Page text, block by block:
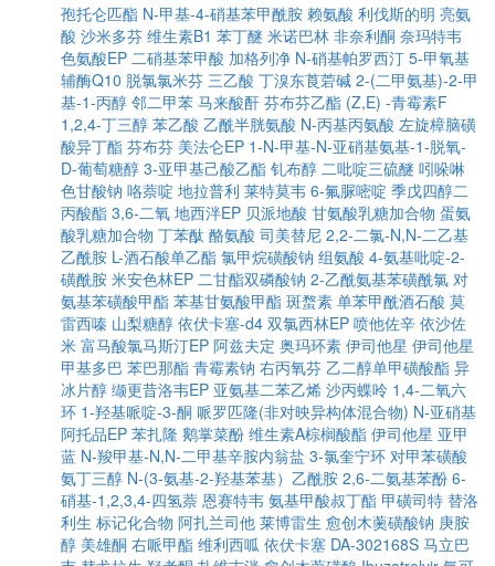
孢托仑匹酯 N-甲基-4-硝基苯甲酰胺 赖氨酸 利伐斯的明 亮氨
酸 沙米多芬 维生素B1 苯丁醚 米诺巴林 非奈利酮 奈玛特韦
色氨酸EP 二硝基苯甲酸 加格列净 N-硝基帕罗西汀 5-甲氧基
辅酶Q10 脱氯氯米芬 三乙酸 丁溴东莨菪碱 2-(二甲氨基)-2-甲
基-1-丙醇 邻二甲苯 马来酸酐 芬布芬乙酯 (Z,E) -青霉素F
1,2,4-丁三醇 苯乙酸 乙酰半胱氨酸 N-丙基丙氨酸 左旋樟脑磺
酸异丁酯 芬布芬 美法仑EP 1-N-甲基-N-亚硝基氨基-1-脱氧-
D-葡萄糖醇 3-亚甲基己酸乙酯 钆布醇 二吡啶三硫醚 吲哚啉
色甘酸钠 咯萘啶 地拉普利 莱特莫韦 6-氟脲嘧啶 季戊四醇二
丙酸酯 3,6-二氧 地西泮EP 贝派地酸 甘氨酸乳糖加合物 蛋氨
酸乳糖加合物 丁苯酞 酪氨酸 司美替尼 2,2-二氯-N,N-二乙基
乙酰胺 L-酒石酸单乙酯 氯甲烷磺酸钠 组氨酸 4-氨基吡啶-2-
磺酰胺 米安色林EP 二甘酯双磷酸钠 2-乙酰氨基苯磺酰氯 对
氨基苯磺酸甲酯 苯基甘氨酸甲酯 斑蝥素 单苯甲酰酒石酸 莫
雷西嗪 山梨糖醇 依伏卡塞-d4 双氯西林EP 喷他佐辛 依沙佐
米 富马酸氯马斯汀EP 阿兹夫定 奥玛环素 伊司他星 伊司他星
甲基多巴 苯巴那酯 青霉素钠 右丙氧芬 乙二醇单甲磺酸酯 异
冰片醇 缬更昔洛韦EP 亚氨基二苯乙烯 沙丙蝶呤 1,4-二氧六
环 1-羟基哌啶-3-酮 哌罗匹隆(非对映异构体混合物) N-亚硝基
阿托品EP 苯扎隆 鹅掌菜酚 维生素A棕榈酸酯 伊司他星 亚甲
蓝 N-羧甲基-N,N-二甲基辛胺内翁盐 3-氯奎宁环 对甲苯磺酸
氨丁三醇 N-(3-氨基-2-羟基苯基）乙酰胺 2,6-二氨基苯酚 6-
硝基-1,2,3,4-四氢萘 恩赛特韦 氨基甲酸叔丁酯 甲磺司特 替洛
利生 标记化合物 阿扎兰司他 莱博雷生 愈创木薁磺酸钠 庚胺
醇 美雄酮 右哌甲酯 维利西呱 依伏卡塞 DA-302168S 马立巴